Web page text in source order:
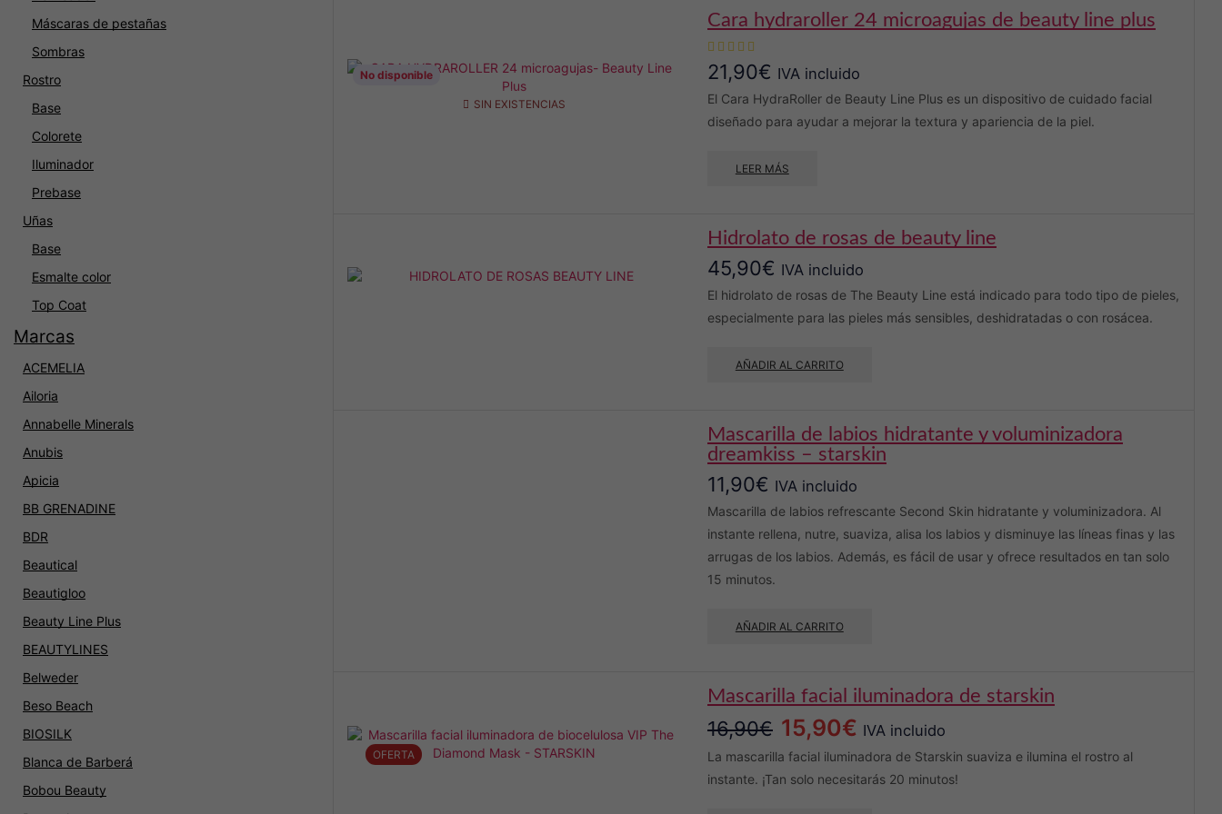
variantes.
pueden
SIN EXISTENCIAS
No disponible
cara hydraroller 24 microagujas de beauty line plus
21,90€ IVA incluido
El Cara HydraRoller de Beauty Line Plus es un dispositivo de cuidado facial
diseñado para ayudar a mejorar la textura y apariencia de la piel.
LEER MÁS
hidrolato de rosas de beauty line
45,90€ IVA incluido
El hidrolato de rosas de The Beauty Line está indicado para todo tipo de pieles,
especialmente para las pieles más sensibles, deshidratadas o con rosácea.
AÑADIR AL CARRITO
mascarilla de labios hidratante y voluminizadora
dreamkiss – starskin
11,90€ IVA incluido
Mascarilla de labios refrescante Second Skin hidratante y voluminizadora. Al
instante rellena, nutre, suaviza, alisa los labios y disminuye las líneas finas y las
arrugas de los labios. Además, es fácil de usar y ofrece resultados en tan solo
15 minutos.
AÑADIR AL CARRITO
OFERTA
mascarilla facial iluminadora de starskin
16,90€ El
precio
original
15,90€ El
precio
actual
IVA incluido
La mascarilla facial iluminadora de Starskin suaviza e ilumina el rostro al
instante. ¡Tan solo necesitarás 20 minutos!
Máscaras de pestañas
Sombras
Rostro
Base
Colorete
Iluminador
Prebase
Uñas
Base
Esmalte color
Top Coat
Marcas
ACEMELIA
Ailoria
Annabelle Minerals
Anubis
Apicia
BB GRENADINE
BDR
Beautical
Beautigloo
Beauty Line Plus
BEAUTYLINES
Belweder
Beso Beach
BIOSILK
Blanca de Barberá
Bobou Beauty